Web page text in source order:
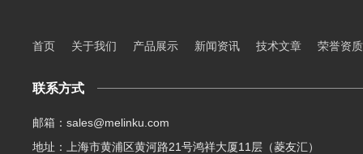
首页 关于我们 产品展示 新闻资讯 技术文章 荣誉资质
联系方式
邮箱：sales@melinku.com
地址：上海市黄浦区黄河路21号鸿祥大厦11层（菱友汇）